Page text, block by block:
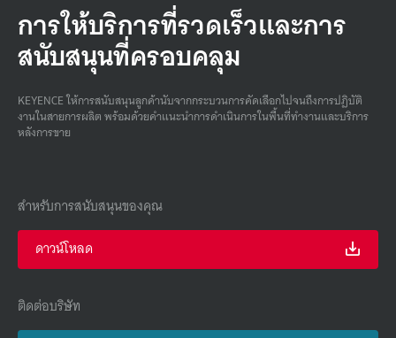
การให้บริการที่รวดเร็วและการ
สนับสนุนที่ครอบคลุม
KEYENCE ให้การสนับสนุนลูกค้านับจากกระบวนการคัดเลือกไปจนถึงการปฏิบัติ
งานในสายการผลิต พร้อมด้วยคําแนะนําการดําเนินการในพื้นที่ทํางานและบริการ
หลังการขาย
สำหรับการสนับสนุนของคุณ
ดาวน์โหลด
ติดต่อบริษัท